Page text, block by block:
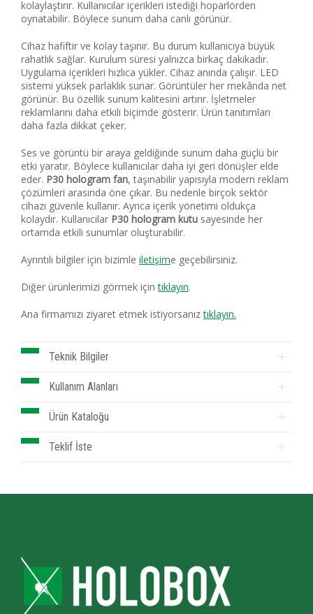
kolaylaştırır. Kullanıcılar içerikleri istediği hoparlörden
oynatabilir. Böylece sunum daha canlı görünür.
Cihaz hafiftir ve kolay taşınır. Bu durum kullanıcıya büyük
rahatlık sağlar. Kurulum süresi yalnızca birkaç dakikadır.
Uygulama içerikleri hızlıca yükler. Cihaz anında çalışır. LED
sistemi yüksek parlaklık sunar. Görüntüler her mekânda net
görünür. Bu özellik sunum kalitesini artırır. İşletmeler
reklamlarını daha etkili biçimde gösterir. Ürün tanıtımları
daha fazla dikkat çeker.
Ses ve görüntü bir araya geldiğinde sunum daha güçlü bir
etki yaratır. Böylece kullanıcılar daha iyi geri dönüşler elde
eder. P30 hologram fan, taşınabilir yapısıyla modern reklam
çözümleri arasında öne çıkar. Bu nedenle birçok sektör
cihazı güvenle kullanır. Ayrıca içerik yönetimi oldukça
kolaydır. Kullanıcılar P30 hologram kutu sayesinde her
ortamda etkili sunumlar oluşturabilir.
Ayrıntılı bilgiler için bizimle iletişime geçebilirsiniz.
Diğer ürünlerimizi görmek içintıklayın.
Ana firmamızı ziyaret etmek istiyorsanıztıklayın.
Teknik Bilgiler
Kullanım Alanları
Ürün Kataloğu
Teklif İste